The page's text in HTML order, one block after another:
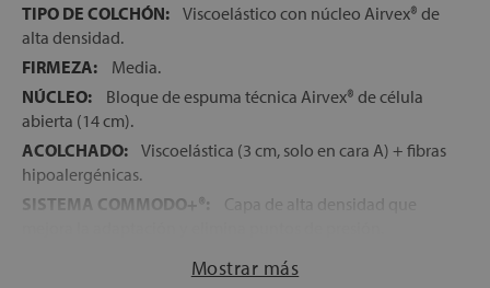
TIPO DE COLCHÓN: Viscoelástico con núcleo Airvex® de
alta densidad.
FIRMEZA:
Media.
NÚCLEO:
Bloque de espuma técnica Airvex® de célula
abierta (14 cm).
ACOLCHADO: Viscoelástica (3 cm, solo en cara A) + fibras
hipoalergénicas.
SISTEMA COMMODO+®:
Capa de alta densidad que
SISTEMA OPTIGRADE®:
Termorregulación activa para
controlar temperatura y humedad.
Mostrar más